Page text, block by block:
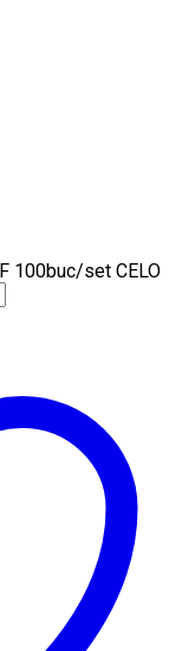
100buc/set CELO